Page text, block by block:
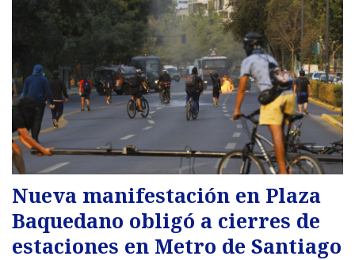
Nueva manifestación en Plaza
Baquedano obligó a cierres de
estaciones en Metro de Santiago